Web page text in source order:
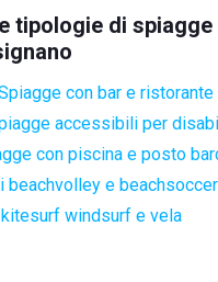
tipologie di spiagge
con bar e ristorante
accessibili per
con piscina e posto
beachvolley e beachsoccer
windsurf e vela